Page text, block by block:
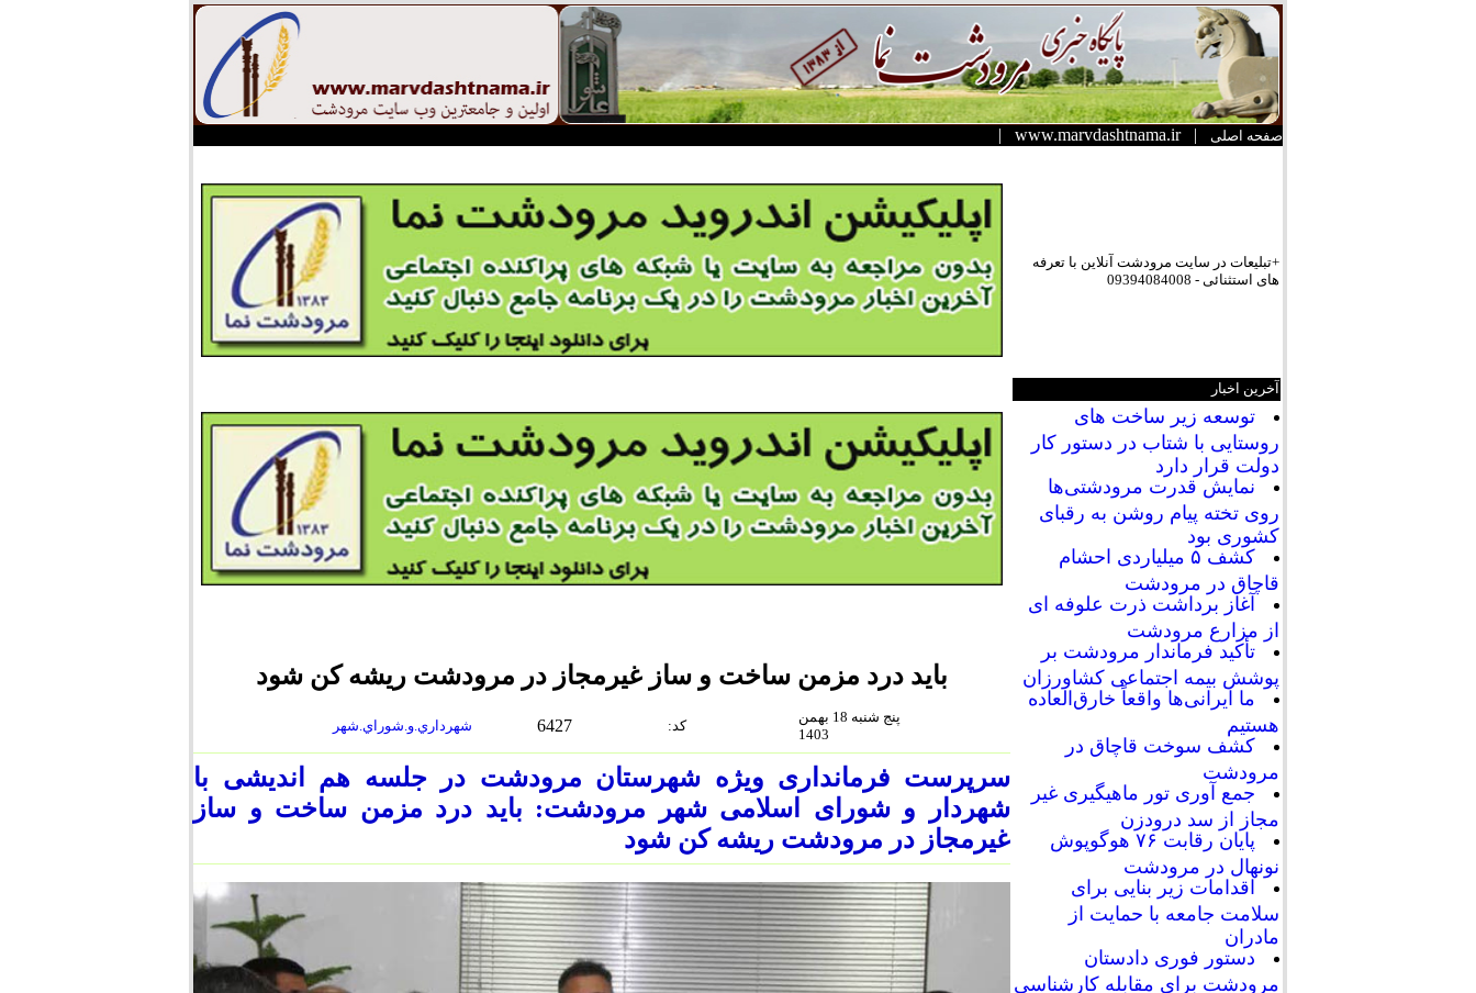
صفحه اصلی |
www.marvdashtnama.ir
|
+تبلیعات در سایت مرودشت آنلاین با تعرفه
های استثنائی - 09394084008
آخرین اخبار
توسعه زیر ساخت های
روستایی با شتاب در دستور کار
دولت قرار دارد
نمایش قدرت مرودشتی‌ها
روی تخته پیام روشن به رقبای
کشوری بود
کشف ۵ میلیاردی احشام
قاچاق در مرودشت
آغاز برداشت ذرت علوفه ای
از مزارع مرودشت
تأکید فرماندار مرودشت بر
پوشش بیمه اجتماعی کشاورزان
ما ایرانی‌ها واقعاً خارق‌العاده
هستیم
کشف سوخت قاچاق در
مرودشت
جمع آوری تور ماهیگیری غیر
مجاز از سد درودزن
پایان رقابت‌ ۷۶ هوگوپوش
نونهال در مرودشت
اقدامات زیر بنایی برای
سلامت جامعه با حمایت از
مادران
دستور فوری دادستان
مرودشت برای مقابله کارشناسی
باید درد مزمن ساخت و ساز غیرمجاز در مرودشت ریشه کن شود
6427 :كد
پنج شنبه 18 بهمن
1403
سرپرست فرمانداری ویژه شهرستان مرودشت در جلسه هم اندیشی با
شهردار و شورای اسلامی شهر مرودشت: باید درد مزمن ساخت و ساز
غیرمجاز در مرودشت ریشه کن شود